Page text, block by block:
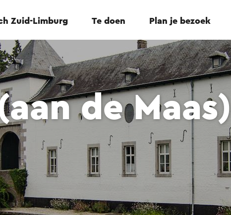
Zuid-Limburg Te doen Plan je bezoek
de Maas)